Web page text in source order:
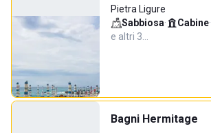
Pietra Ligure
Sabbiosa· Cabine·
e altri 3…
Bagni Hermitage